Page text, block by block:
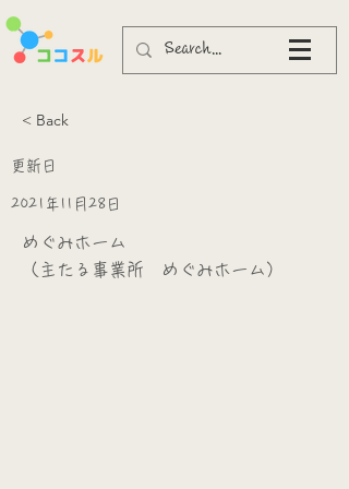
< Back
更新日
2021年11月28日
めぐみホーム
（主たる事業所 めぐみホーム）